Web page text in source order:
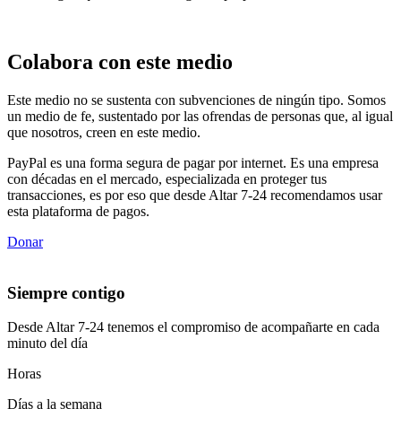
Colabora con este medio
Este medio no se sustenta con subvenciones de ningún tipo. Somos
un medio de fe, sustentado por las ofrendas de personas que, al igual
que nosotros, creen en este medio.
PayPal es una forma segura de pagar por internet. Es una empresa
con décadas en el mercado, especializada en proteger tus
transacciones, es por eso que desde Altar 7-24 recomendamos usar
esta plataforma de pagos.
Donar
Siempre contigo
Desde Altar 7-24 tenemos el compromiso de acompañarte en cada
minuto del día
Horas
Días a la semana